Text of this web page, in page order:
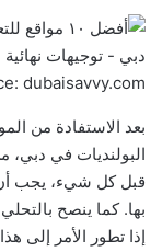
dubaisavvy.com
بعد الاستفادة من
البولنديات في دبي،
قبل كل شيء، يجب
بها. كما ينصح
إذا تطور الأمر إلى